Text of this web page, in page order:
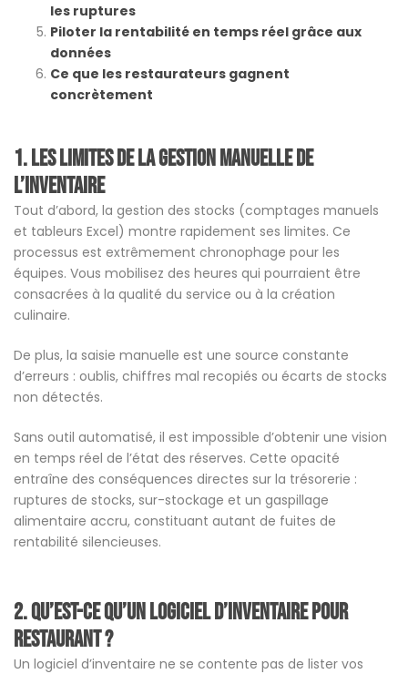
les ruptures
Piloter la rentabilité en temps réel grâce aux
données
Ce que les restaurateurs gagnent
concrètement
1.Les limites de la gestion manuelle de
l’inventaire
Tout d’abord, la gestion des stocks (comptages manuels
et tableurs Excel) montre rapidement ses limites. Ce
processus est extrêmement chronophage pour les
équipes. Vous mobilisez des heures qui pourraient être
consacrées à la qualité du service ou à la création
culinaire.
De plus, la saisie manuelle est une source constante
d’erreurs : oublis, chiffres mal recopiés ou écarts de stocks
non détectés.
Sans outil automatisé, il est impossible d’obtenir une vision
en temps réel de l’état des réserves. Cette opacité
entraîne des conséquences directes sur la trésorerie :
ruptures de stocks, sur-stockage et un gaspillage
alimentaire accru, constituant autant de fuites de
rentabilité silencieuses.
2.Qu’est-ce qu’un logiciel d’inventaire pour
restaurant ?
Un logiciel d’inventaire ne se contente pas de lister vos